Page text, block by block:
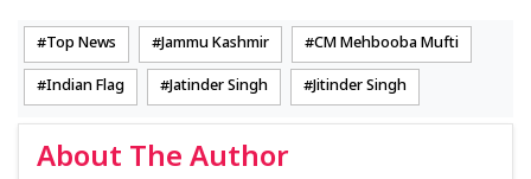
Top News Jammu Kashmir CM Mehbooba Mufti
Indian Flag Jatinder Singh Jitinder Singh
About The Author